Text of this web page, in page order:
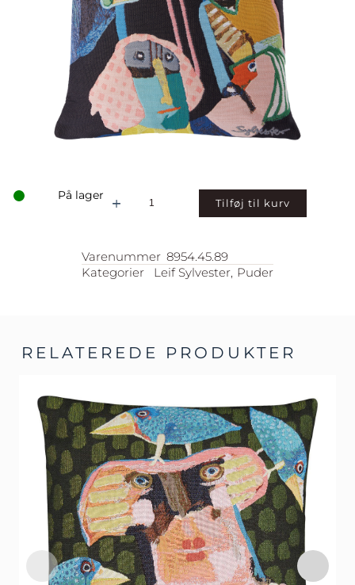
På lager FRA
ALLE
LEIF
SYLVESTER
Tilføj til kurv
Varenummer 8954.45.89
Kategorier
Leif Sylvester, Puder
RELATEREDE PRODUKTER